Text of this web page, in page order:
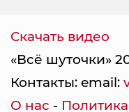
Скачать видео
«Всё шуточки»
Контакты: email:
О нас -